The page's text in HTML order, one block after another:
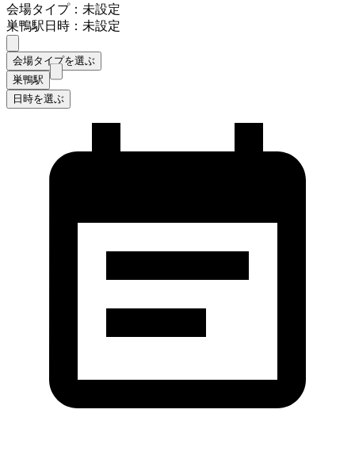
会場タイプ：未設定
巣鴨駅日時：未設定
会場タイプを選ぶ
巣鴨駅
日時を選ぶ